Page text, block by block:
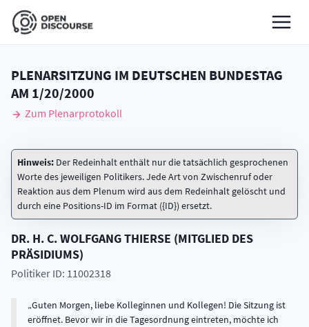
PLENARSITZUNG IM DEUTSCHEN BUNDESTAG
AM 1/20/2000
Zum Plenarprotokoll
Hinweis: Der Redeinhalt enthält nur die tatsächlich gesprochenen
Worte des jeweiligen Politikers. Jede Art von Zwischenruf oder
Reaktion aus dem Plenum wird aus dem Redeinhalt gelöscht und
durch eine Positions-ID im Format ({ID}) ersetzt.
DR. H. C.WOLFGANGTHIERSE (MITGLIED DES
PRÄSIDIUMS)
Politiker ID: 11002318
Guten Morgen, liebe Kolleginnen und Kollegen! Die Sitzung ist
eröffnet. Bevor wir in die Tagesordnung eintreten, möchte ich